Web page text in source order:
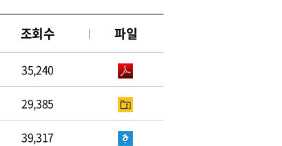
조회수 파일
35,240
29,385
39,317